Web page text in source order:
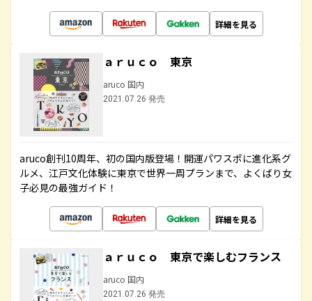
詳細を見る
ａｒｕｃｏ 東京
aruco 国内
2021.07.26 発売
aruco創刊10周年、初の国内版登場！開運パワスポに進化系グ
ルメ、江戸文化体験に東京で世界一周プランまで、よくばり女
子必見の最強ガイド！
詳細を見る
ａｒｕｃｏ 東京で楽しむフランス
aruco 国内
2021.07.26 発売